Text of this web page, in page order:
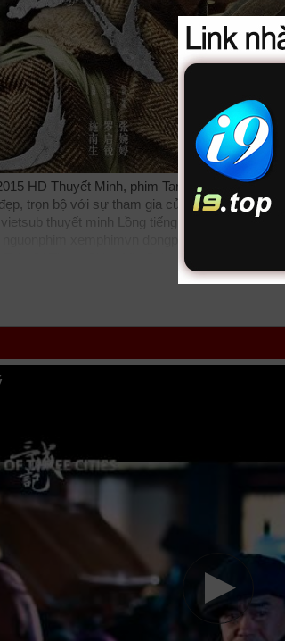
HD Thuyết Minh, phim Tam Thanh Ky
trọn bộ với sự tham gia của các diễn viên:
thuyết minh Lồng tiếng bởi các
dongphymtv Tam
phimvang
phim88zz A Tale
nhanh nhất. Tải link fshare drive và
đón xem bộ phim